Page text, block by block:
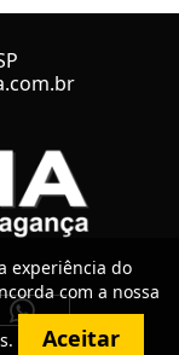
experiência do
com a nossa
Aceitar